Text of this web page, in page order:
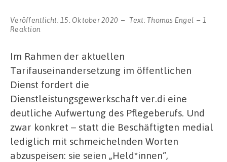
Veröffentlicht: 15. Oktober 2020 Text:Thomas Engel
1
Reaktion
Im Rahmen der aktuellen
Tarifauseinandersetzung im öffentlichen
Dienst fordert die
Dienstleistungsgewerkschaft ver.di eine
deutliche Aufwertung des Pflegeberufs. Und
zwar konkret – statt die Beschäftigten medial
lediglich mit schmeichelnden Worten
abzuspeisen: sie seien „Held*innen“,